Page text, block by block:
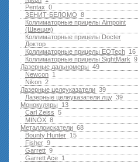
0
Pentax
8
ЗЕНИТ-БЕЛОМО
Коллиматорные прицелы Aimpoint
(Швеция)
Коллиматорные прицелы Docter
Доктор
16
Коллиматорные прицелы EOTech
9
Коллиматорные прицелы SightMark
49
Лазерные дальномеры
1
Newcon
2
Nikon
39
Лазерные целеуказатели
39
Лазерные целеуказатели лцу
13
Монокуляры
5
Carl Zeiss
8
MINOX
68
Металлоискатели
15
Bounty Hunter
9
Fisher
9
Garrett
1
Garrett Ace